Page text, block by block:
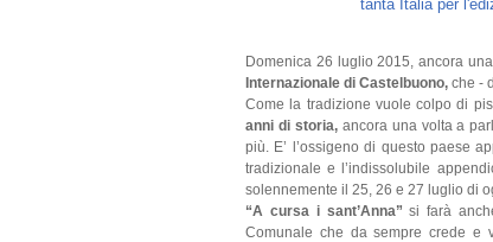
Domenica 26 luglio 2015, ancora
Internazionale di Castelbuono, che -
Come la tradizione vuole colpo di
anni di storia, ancora una volta a
più. E’ l’ossigeno di questo paese
tradizionale e l’indissolubile
solennemente il 25, 26 e 27 luglio di
“A cursa i sant’Anna” si farà
Comunale che da sempre crede e